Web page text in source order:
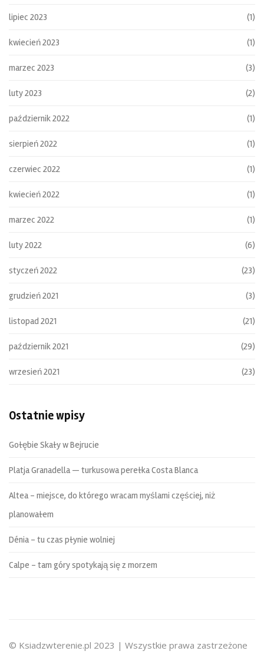
lipiec 2023 (1)
kwiecień 2023 (1)
marzec 2023 (3)
luty 2023 (2)
październik 2022 (1)
sierpień 2022 (1)
czerwiec 2022 (1)
kwiecień 2022 (1)
marzec 2022 (1)
luty 2022 (6)
styczeń 2022 (23)
grudzień 2021 (3)
listopad 2021 (21)
październik 2021 (29)
wrzesień 2021 (23)
Ostatnie wpisy
Gołębie Skały w Bejrucie
Platja Granadella — turkusowa perełka Costa Blanca
Altea – miejsce, do którego wracam myślami częściej, niż
planowałem
Dénia – tu czas płynie wolniej
Calpe – tam góry spotykają się z morzem
© Ksiadzwterenie.pl 2023 | Wszystkie prawa zastrzeżone